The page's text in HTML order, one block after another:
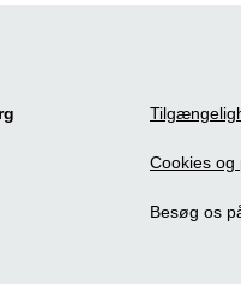
Cookies og
Besøg os